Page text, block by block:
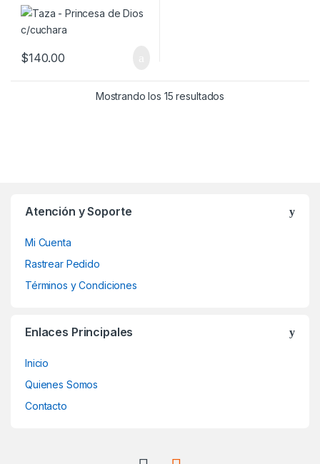
$140.00
Mostrando los 15 resultados
Atención y Soporte
Mi Cuenta
Rastrear Pedido
Términos y Condiciones
Enlaces Principales
Inicio
Quienes Somos
Contacto